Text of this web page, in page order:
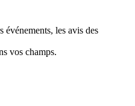
événements, les avis des
vos champs.